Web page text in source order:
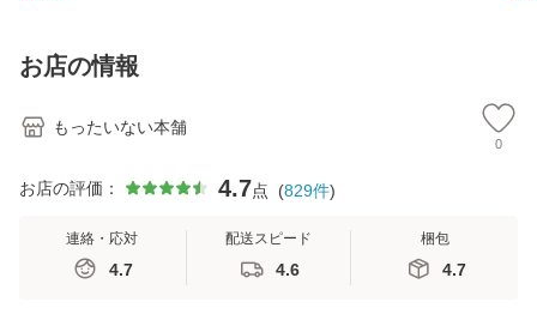
恵 藤本幸三 / 南江
堂 [単行
お店の情報
もったいない本舗
0
お店の評価： 4.7点 (829件)
連絡・応対
4.7
配送スピード
4.6
梱包
4.7